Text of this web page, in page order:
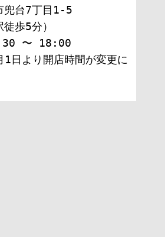
兜台7丁目1-5
徒歩5分）
〜 18:00
日より開店時間が変更に